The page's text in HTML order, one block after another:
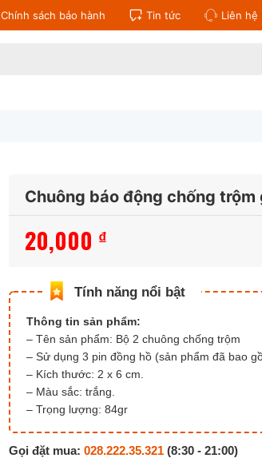
Chính sách bảo hành Tin tức Liên hệ
Chuông báo động chống trộm
20,000 ₫
Thông tin sản phẩm:
– Tên sản phẩm: Bộ 2 chuông chống trộm
– Sử dụng 3 pin đồng hồ (sản phẩm đã bao
– Kích thước: 2 x 6 cm.
– Màu sắc: trắng.
– Trọng lượng: 84gr
Gọi đặt mua: 028.222.35.321(8:30 - 21:00)